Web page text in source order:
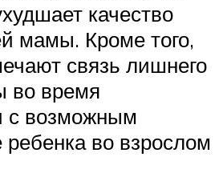
качество
мамы. Кроме того,
связь лишнего
во время
с возможным
во взрослом